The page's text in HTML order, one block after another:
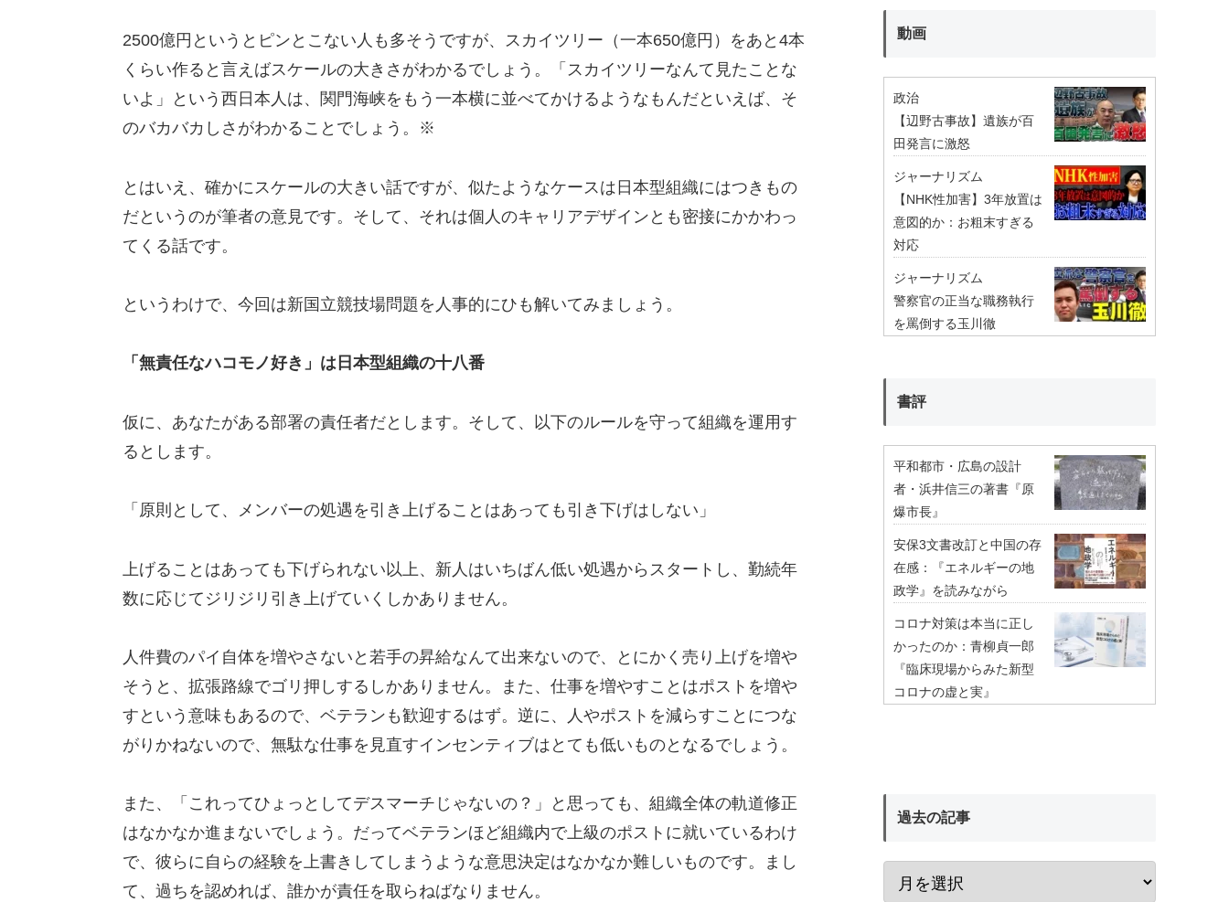
2500億円というとピンとこない人も多そうですが、スカイツリー（一本650億円）をあと4本
くらい作ると言えばスケールの大きさがわかるでしょう。「スカイツリーなんて見たことな
いよ」という西日本人は、関門海峡をもう一本横に並べてかけるようなもんだといえば、そ
のバカバカしさがわかることでしょう。※
とはいえ、確かにスケールの大きい話ですが、似たようなケースは日本型組織にはつきもの
だというのが筆者の意見です。そして、それは個人のキャリアデザインとも密接にかかわっ
てくる話です。
というわけで、今回は新国立競技場問題を人事的にひも解いてみましょう。
「無責任なハコモノ好き」は日本型組織の十八番
仮に、あなたがある部署の責任者だとします。そして、以下のルールを守って組織を運用す
るとします。
「原則として、メンバーの処遇を引き上げることはあっても引き下げはしない」
上げることはあっても下げられない以上、新人はいちばん低い処遇からスタートし、勤続年
数に応じてジリジリ引き上げていくしかありません。
人件費のパイ自体を増やさないと若手の昇給なんて出来ないので、とにかく売り上げを増や
そうと、拡張路線でゴリ押しするしかありません。また、仕事を増やすことはポストを増や
すという意味もあるので、ベテランも歓迎するはず。逆に、人やポストを減らすことにつな
がりかねないので、無駄な仕事を見直すインセンティブはとても低いものとなるでしょう。
また、「これってひょっとしてデスマーチじゃないの？」と思っても、組織全体の軌道修正
はなかなか進まないでしょう。だってベテランほど組織内で上級のポストに就いているわけ
で、彼らに自らの経験を上書きしてしまうような意思決定はなかなか難しいものです。まし
て、過ちを認めれば、誰かが責任を取らねばなりません。
動画
政治
【辺野古事故】遺族が百
田発言に激怒
ジャーナリズム
【NHK性加害】3年放置は
意図的か：お粗末すぎる
対応
ジャーナリズム
警察官の正当な職務執行
を罵倒する玉川徹
書評
平和都市・広島の設計
者・浜井信三の著書『原
爆市長』
安保3文書改訂と中国の存
在感：『エネルギーの地
政学』を読みながら
コロナ対策は本当に正し
かったのか：青柳貞一郎
『臨床現場からみた新型
コロナの虚と実』
過去の記事